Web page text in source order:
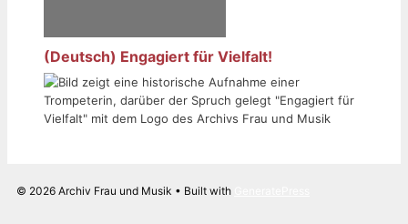
(Deutsch) Engagiert für Vielfalt!
© 2026 Archiv Frau und Musik • Built with